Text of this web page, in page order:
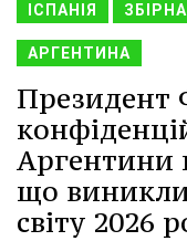
ІСПАНІЯ
АРГЕНТИНА
Президент
Аргентини
що виникли
світу 2026